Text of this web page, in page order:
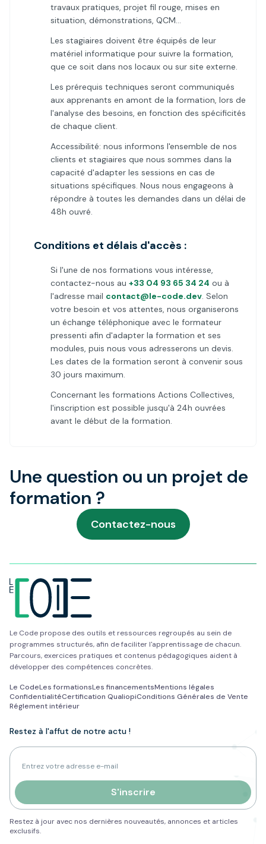
travaux pratiques, projet fil rouge, mises en
situation, démonstrations, QCM…
Les stagiaires doivent être équipés de leur
matériel informatique pour suivre la formation,
que ce soit dans nos locaux ou sur site externe.
Les prérequis techniques seront communiqués
aux apprenants en amont de la formation, lors de
l'analyse des besoins, en fonction des spécificités
de chaque client.
Accessibilité: nous informons l'ensemble de nos
clients et stagiaires que nous sommes dans la
capacité d'adapter les sessions en cas de
situations spécifiques. Nous nous engageons à
répondre à toutes les demandes dans un délai de
48h ouvré.
Conditions et délais d'accès :
Si l'une de nos formations vous intéresse,
contactez-nous au +33 04 93 65 34 24 ou à
l'adresse mail contact@le-code.dev. Selon
votre besoin et vos attentes, nous organiserons
un échange téléphonique avec le formateur
pressenti afin d'adapter la formation et ses
modules, puis nous vous adresserons un devis.
Les dates de la formation seront à convenir sous
30 jours maximum.
Concernant les formations Actions Collectives,
l'inscription est possible jusqu'à 24h ouvrées
avant le début de la formation.
Une question ou un projet de
formation ?
Contactez-nous
Le Code propose des outils et ressources regroupés au sein de
programmes structurés, afin de faciliter l'apprentissage de chacun.
Parcours, exercices pratiques et contenus pédagogiques aident à
développer des compétences concrètes.
Le CodeLes formationsLes financementsMentions légales
ConfidentialitéCertification QualiopiConditions Générales de Vente
Réglement intérieur
Restez à l'affut de notre actu !
S'inscrire
Restez à jour avec nos dernières nouveautés, annonces et articles
exclusifs.